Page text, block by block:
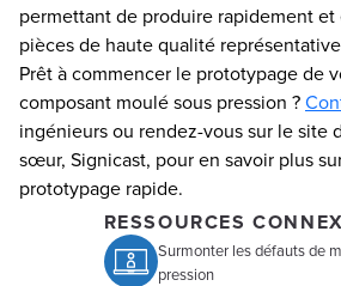
permettant de produire rapidement
pièces de haute qualité
Prêt à commencer le prototypage de
composant moulé sous pression ?
ingénieurs ou rendez-vous sur le site
sœur, Signicast, pour en savoir plus
prototypage rapide.
RESSOURCES
Surmonter les défauts de
pression